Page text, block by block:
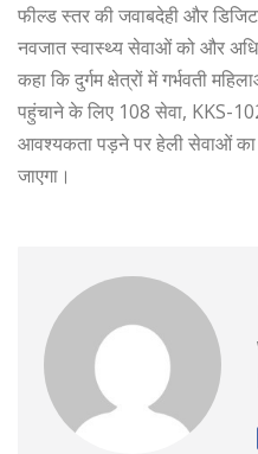
फील्ड स्तर की जवाबदेही और
नवजात स्वास्थ्य सेवाओं को और
कहा कि दुर्गम क्षेत्रों में गर्भवती
पहुंचाने के लिए 108 सेवा, KKS-
आवश्यकता पड़ने पर हेली सेवाओं का
जाएगा।